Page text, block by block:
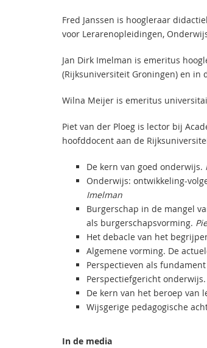
Fred Janssen is hoogleraar
voor Lerarenopleidingen,
Jan Dirk Imelman is emeritus
(Rijksuniversiteit Groningen) en in
Wilna Meijer is emeritus
Piet van der Ploeg is lector bij
hoofddocent aan de
De kern van goed onderwijs.
Onderwijs: ontwikkeling-
Imelman
Burgerschap in de mangel
als burgerschapsvorming.
Het debacle van het
Algemene vorming. De
Perspectieven als
Perspectiefgericht
De kern van het beroep van
Wijsgerige pedagogische
In de media